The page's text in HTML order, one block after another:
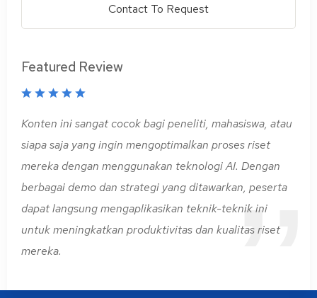
Contact To Request
Featured Review
Konten ini sangat cocok bagi peneliti, mahasiswa, atau
siapa saja yang ingin mengoptimalkan proses riset
mereka dengan menggunakan teknologi AI. Dengan
berbagai demo dan strategi yang ditawarkan, peserta
dapat langsung mengaplikasikan teknik-teknik ini
untuk meningkatkan produktivitas dan kualitas riset
mereka.